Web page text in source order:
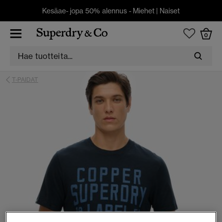
Kesäae- jopa 50% alennus - Miehet | Naiset
0
T-PAIDAT